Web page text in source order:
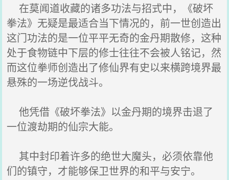
在莫闻道收藏的诸多功法与招式中，《破坏
拳法》无疑是最适合当下情况的，前一世创造出
这门功法的是一位平平无奇的金丹期散修，这种
处于食物链中下层的修士往往不会被人铭记，然
而这位拳师创造出了修仙界有史以来横跨境界最
悬殊的一场逆伐战斗。
他凭借《破坏拳法》以金丹期的境界击退了
一位渡劫期的仙宗大能。
其中封印着许多的绝世大魔头，必须依靠他
们的镇守，才能够保卫世界的和平与安宁。